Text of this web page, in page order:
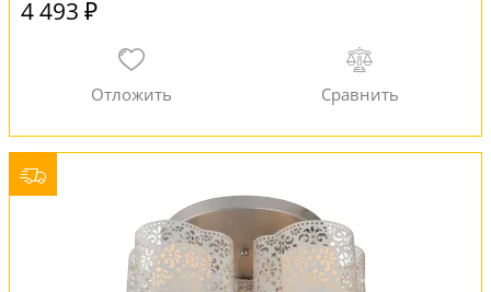
4 493 ₽